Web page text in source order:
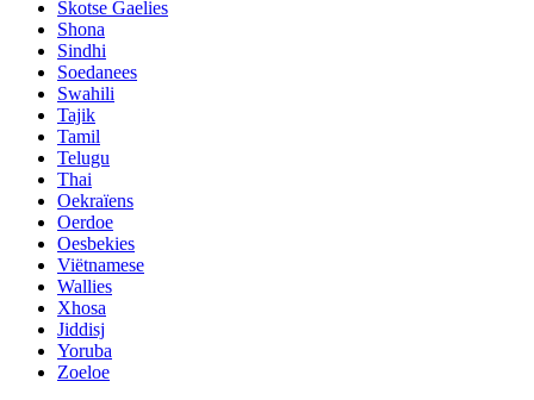
Skotse Gaelies
Shona
Sindhi
Soedanees
Swahili
Tajik
Tamil
Telugu
Thai
Oekraïens
Oerdoe
Oesbekies
Viëtnamese
Wallies
Xhosa
Jiddisj
Yoruba
Zoeloe